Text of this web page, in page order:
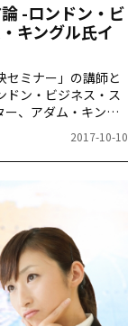
-ロンドン・ビ
キングル氏イ
セミナー」の講師と
ドン・ビジネス・ス
、アダム・キング
えているという同校
2017-10-10